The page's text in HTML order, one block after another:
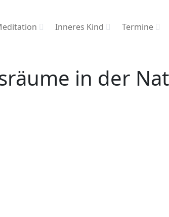
Inneres Kind Termine
in der